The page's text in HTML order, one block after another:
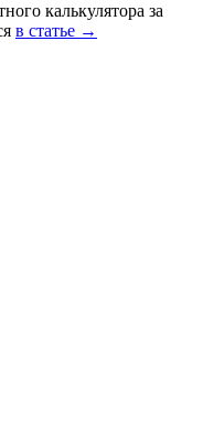
калькулятора за
в статье →